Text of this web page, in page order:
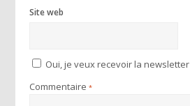
Site web
Oui, je veux recevoir la newsletter
Commentaire*